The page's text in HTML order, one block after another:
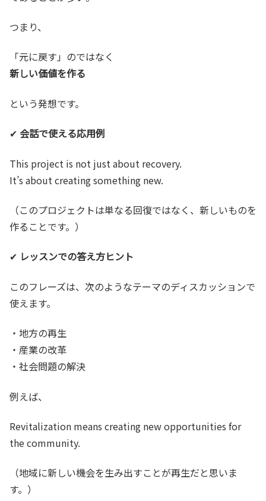
つまり、
「元に戻す」のではなく
新しい価値を作る
という発想です。
✔ 会話で使える応用例
This project is not just about recovery.
It’s about creating something new.
（このプロジェクトは単なる回復ではなく、新しいものを
作ることです。）
✔ レッスンでの答え方ヒント
このフレーズは、次のようなテーマのディスカッションで
使えます。
・地方の再生
・産業の改革
・社会問題の解決
例えば、
Revitalization means creating new opportunities for
the community.
（地域に新しい機会を生み出すことが再生だと思いま
す。）